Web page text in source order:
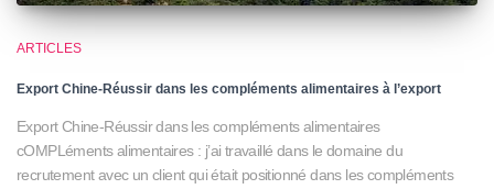
ARTICLES
Export Chine-Réussir dans les compléments alimentaires à l’export
Export Chine-Réussir dans les compléments alimentaires
cOMPLéments alimentaires : j’ai travaillé dans le domaine du
recrutement avec un client qui était positionné dans les compléments